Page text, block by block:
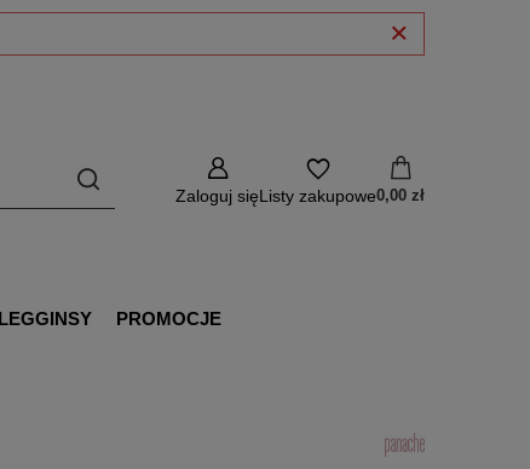
Zaloguj sięListy zakupowe0,00 zł
LEGGINSY PROMOCJE